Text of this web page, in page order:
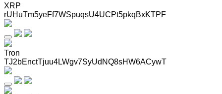
XRP
rUHuTm5yeFf7WSpuqsU4UCPt5pkqBxKTPF
Tron
TJ2bEnctTjuu4LWgv7SyUdNQ8sHW6ACywT